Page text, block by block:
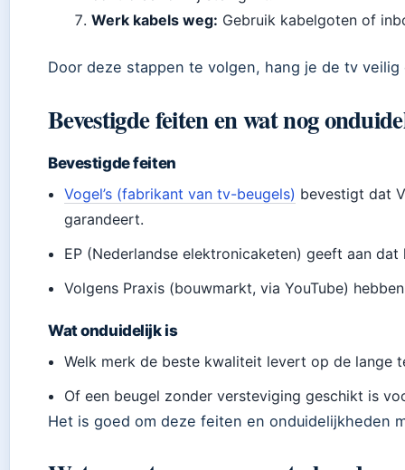
Werk kabels weg: Gebruik kabelgoten of
Door deze stappen te volgen, hang je de tv
Bevestigde feiten en wat nog
Bevestigde feiten
Vogel’s (fabrikant van tv-beugels) bevestigt dat
garandeert.
EP (Nederlandse elektronicaketen) geeft aan
Volgens Praxis (bouwmarkt, via YouTube)
Wat onduidelijk is
Welk merk de beste kwaliteit levert op de lange
Of een beugel zonder versteviging geschikt is
Het is goed om deze feiten en onduidelijkheden